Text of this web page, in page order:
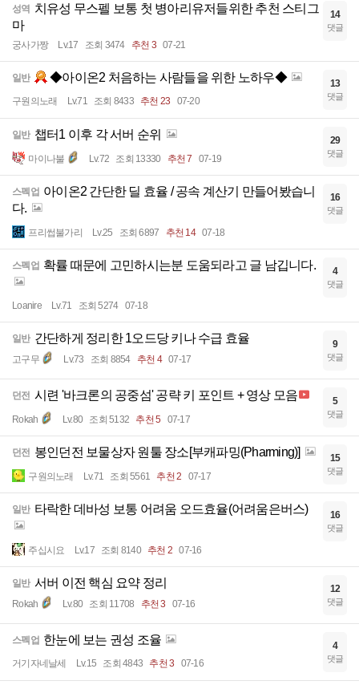
성역 치유성 무스펠 보통 첫 병아리유저들위한 추천 스티그
마
궁사가짱 Lv.17 조회 3474 추천 3 07-21
14
댓글
일반 ◆아이온2 처음하는 사람들을 위한 노하우◆
구원의노래 Lv.71 조회 8433 추천 23 07-20
13
댓글
일반 챕터1 이후 각 서버 순위
마이나불 Lv.72 조회 13330 추천 7 07-19
29
댓글
스펙업 아이온2 간단한 딜 효율 / 공속 계산기 만들어봤습니
다.
프리썹불가리 Lv.25 조회 6897 추천 14 07-18
16
댓글
스펙업 확률 때문에 고민하시는분 도움되라고 글 남깁니다.
Loanire Lv.71 조회 5274 07-18
4
댓글
일반 간단하게 정리한 1오드당 키나 수급 효율
고구무 Lv.73 조회 8854 추천 4 07-17
9
댓글
던전 시련 '바크론의 공중섬' 공략 키 포인트 + 영상 모음
Rokah Lv.80 조회 5132 추천 5 07-17
5
댓글
던전 봉인던전 보물상자 원툴 장소[부캐파밍(Pharming)]
구원의노래 Lv.71 조회 5561 추천 2 07-17
15
댓글
일반 타락한 데바성 보통 어려움 오드효율(어려움은버스)
주십시요 Lv.17 조회 8140 추천 2 07-16
16
댓글
일반 서버 이전 핵심 요약 정리
Rokah Lv.80 조회 11708 추천 3 07-16
12
댓글
스펙업 한눈에 보는 권성 조율
거기자네날세 Lv.15 조회 4843 추천 3 07-16
4
댓글